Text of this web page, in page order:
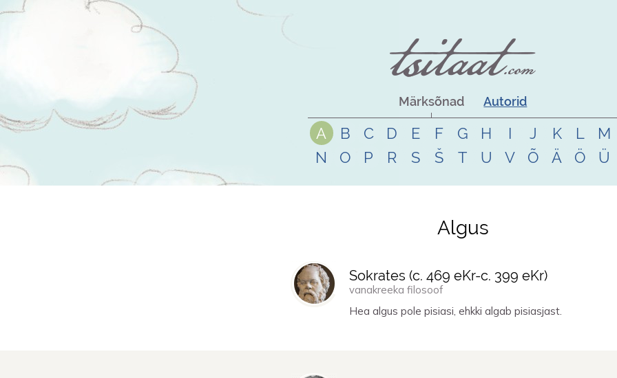
Märksõnad Autorid
A B C D E F G H I J K L
M
N
O P R S Š T U V Õ Ä Ö Ü
Algus
Sokrates (c. 469 eKr-c. 399 eKr)
vanakreeka filosoof
Hea algus pole pisiasi, ehkki algab pisiasjast.